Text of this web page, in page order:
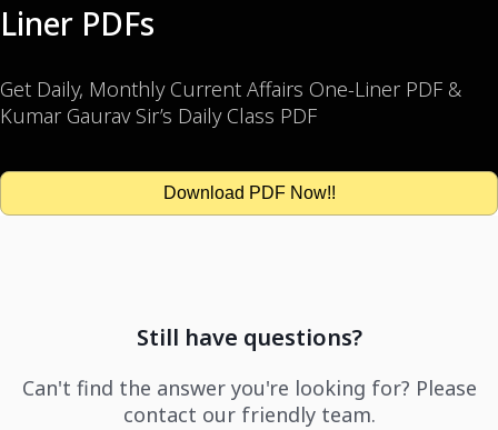
Liner PDFs
Get Daily, Monthly Current Affairs One-Liner PDF &
Kumar Gaurav Sir’s Daily Class PDF
Download PDF Now!!
Still have questions?
Can't find the answer you're looking for? Please
contact our friendly team.